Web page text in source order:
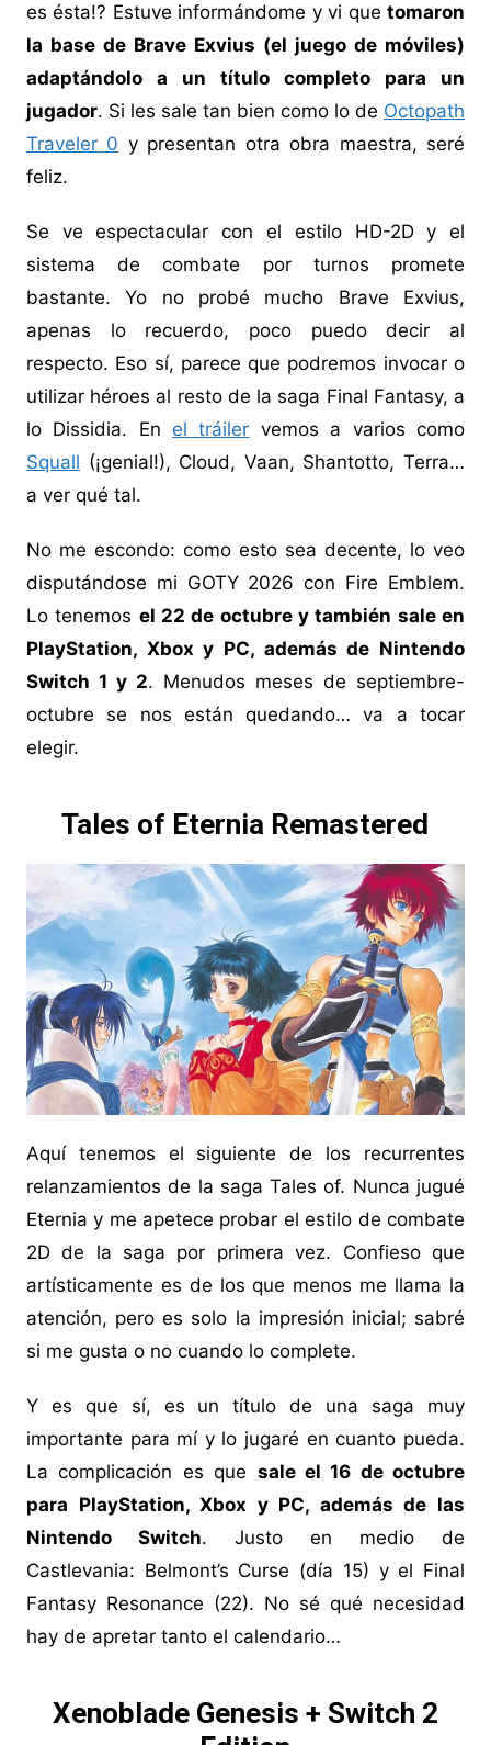
es ésta!? Estuve informándome y vi quetomaron
la base de Brave Exvius (el juego de móviles)
adaptándolo a un título completo para un
jugador. Si les sale tan bien como lo de Octopath
Traveler 0 y presentan otra obra maestra, seré
feliz.
Se ve espectacular con el estilo HD-2D y el
sistema de combate por turnos promete
bastante. Yo no probé mucho Brave Exvius,
apenas lo recuerdo, poco puedo decir al
respecto. Eso sí, parece que podremos invocar o
utilizar héroes al resto de la saga Final Fantasy, a
lo Dissidia. En el tráiler vemos a varios como
Squall (¡genial!), Cloud, Vaan, Shantotto, Terra…
a ver qué tal.
No me escondo: como esto sea decente, lo veo
disputándose mi GOTY 2026 con Fire Emblem.
Lo tenemos el 22 de octubre y también sale en
PlayStation, Xbox y PC, además de Nintendo
Switch 1 y 2. Menudos meses de septiembre-
octubre se nos están quedando… va a tocar
elegir.
Tales of Eternia Remastered
Aquí tenemos el siguiente de los recurrentes
relanzamientos de la saga Tales of. Nunca jugué
Eternia y me apetece probar el estilo de combate
2D de la saga por primera vez. Confieso que
artísticamente es de los que menos me llama la
atención, pero es solo la impresión inicial; sabré
si me gusta o no cuando lo complete.
Y es que sí, es un título de una saga muy
importante para mí y lo jugaré en cuanto pueda.
La complicación es que sale el 16 de octubre
para PlayStation, Xbox y PC, además de las
Nintendo Switch. Justo en medio de
Castlevania: Belmont’s Curse (día 15) y el Final
Fantasy Resonance (22). No sé qué necesidad
hay de apretar tanto el calendario…
Xenoblade Genesis + Switch 2